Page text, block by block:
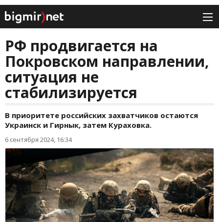
РФ продвигается на
Покровском направлении,
ситуация не
стабилизируется
В приоритете российских захватчиков остаются
Украинск и Гирнык, затем Кураховка.
6 сентября 2024, 16:34